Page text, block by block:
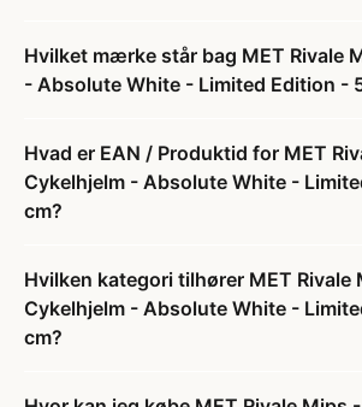
Hvilket mærke står bag MET Rivale
- Absolute White - Limited Edition -
Hvad er EAN / Produktid for MET
Cykelhjelm - Absolute White -
cm?
Hvilken kategori tilhører MET Rivale
Cykelhjelm - Absolute White -
cm?